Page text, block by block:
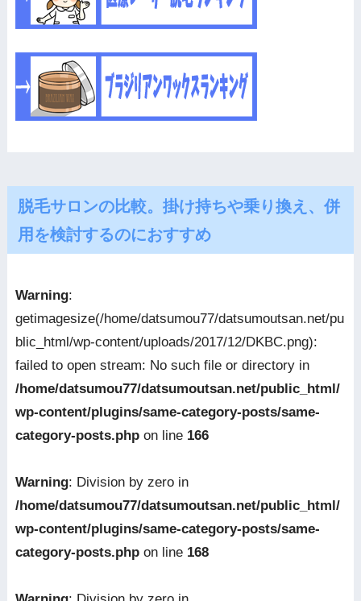
脱毛サロンの比較。掛け持ちや乗り換え、併
用を検討するのにおすすめ
Warning:
getimagesize(/home/datsumou77/datsumoutsan.net/pu
blic_html/wp-content/uploads/2017/12/DKBC.png):
failed to open stream: No such file or directory in
/home/datsumou77/datsumoutsan.net/public_html/
wp-content/plugins/same-category-posts/same-
category-posts.phpon line 166
Warning: Division by zero in
/home/datsumou77/datsumoutsan.net/public_html/
wp-content/plugins/same-category-posts/same-
category-posts.phpon line 168